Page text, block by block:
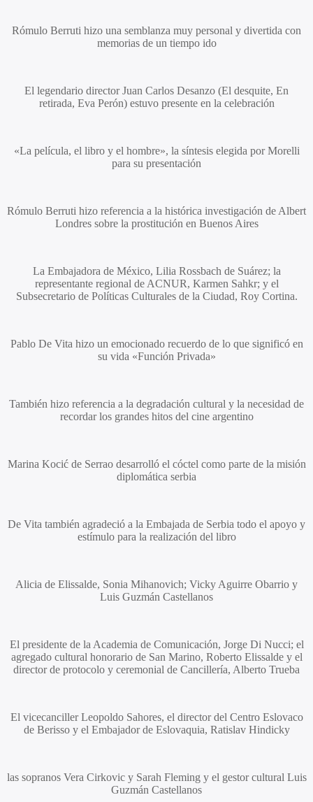
Rómulo Berruti hizo una semblanza muy personal y divertida con
memorias de un tiempo ido
El legendario directorJuan Carlos Desanzo (El desquite, En
retirada, Eva Perón) estuvo presente en la celebración
«La película, el libro y el hombre», la síntesis elegida por Morelli
para su presentación
Rómulo Berruti hizo referencia a la histórica investigación de Albert
Londressobre la prostitución en Buenos Aires
La Embajadora de México, Lilia Rossbach de Suárez; la
representante regional de ACNUR, Karmen Sahkr; y el
Subsecretario de Políticas Culturales de la Ciudad, Roy Cortina.
Pablo De Vita hizo un emocionado recuerdo de lo que significó en
su vida «Función Privada»
También hizo referencia a la degradación cultural y la necesidad de
recordar los grandes hitos del cine argentino
Marina Kocić de Serraodesarrolló el cóctel como parte de la misión
diplomática serbia
De Vita también agradeció a la Embajada de Serbia todo el apoyo y
estímulo para la realización del libro
Alicia de Elissalde, Sonia Mihanovich; Vicky Aguirre Obarrio y
Luis Guzmán Castellanos
El presidente de la Academia de Comunicación, Jorge Di Nucci; el
agregado cultural honorario de San Marino, Roberto Elissaldey el
director de protocolo y ceremonial de Cancillería, Alberto Trueba
El vicecancillerLeopoldo Sahores, el director del Centro Eslovaco
de Berisso y el Embajador de Eslovaquia, Ratislav Hindicky
las sopranos Vera Cirkovicy Sarah Fleming y el gestor cultural Luis
Guzmán Castellanos